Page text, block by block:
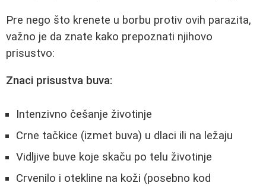
Pre nego što krenete u borbu protiv ovih parazita,
važno je da znate kako prepoznati njihovo
prisustvo:
Znaci prisustva buva:
Intenzivno češanje životinje
Crne tačkice (izmet buva) u dlaci ili na ležaju
Vidljive buve koje skaču po telu životinje
Crvenilo i otekline na koži (posebno kod